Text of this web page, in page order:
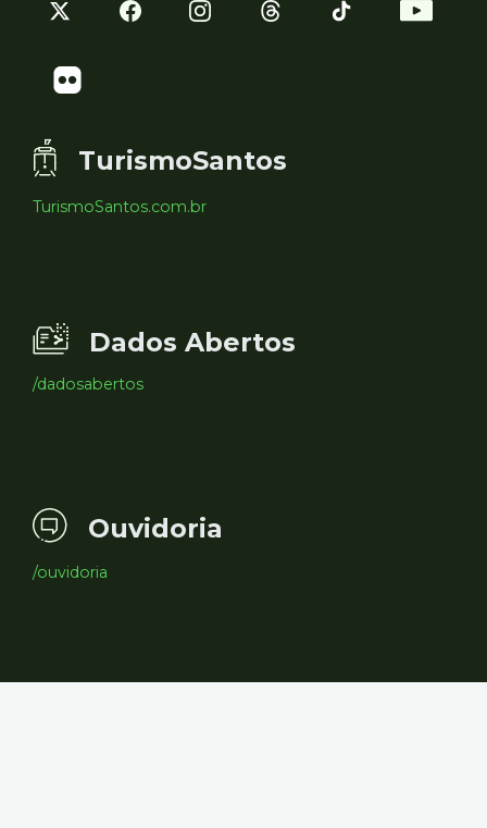
TurismoSantos
TurismoSantos.com.br
Dados Abertos
/dadosabertos
Ouvidoria
/ouvidoria